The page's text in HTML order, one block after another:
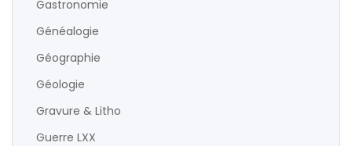
Gastronomie
Généalogie
Géographie
Géologie
Gravure & Litho
Guerre LXX